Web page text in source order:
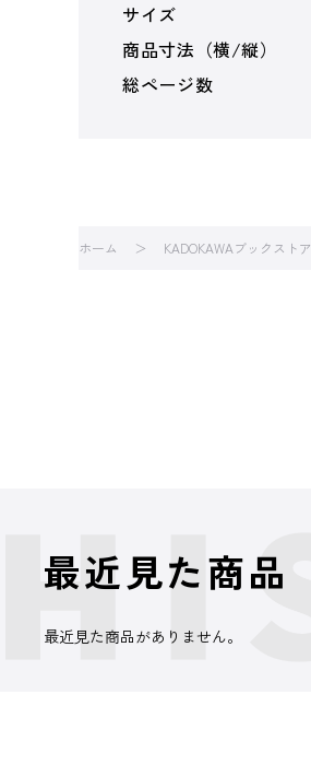
サイズ
商品寸法（横/縦）
総ページ数
ホーム KADOKAWAブックストア
最近見た商品
最近見た商品がありません。